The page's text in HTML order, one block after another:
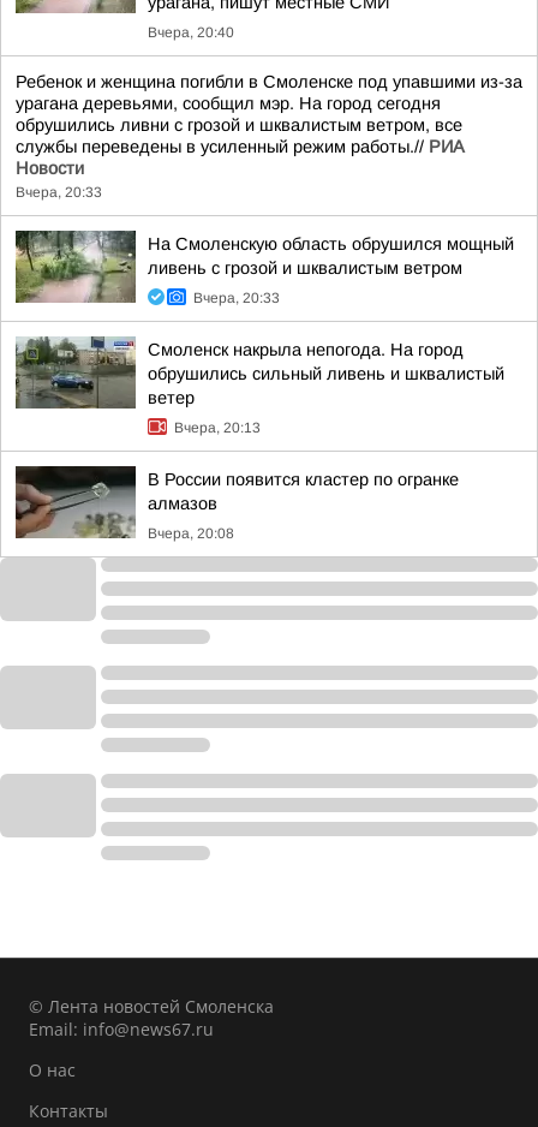
Вчера, 20:40
Ребенок и женщина погибли в Смоленске под упавшими из-за
урагана деревьями, сообщил мэр. На город сегодня
обрушились ливни с грозой и шквалистым ветром, все
службы переведены в усиленный режим работы.// РИА
Новости
Вчера, 20:33
На Смоленскую область обрушился мощный
ливень с грозой и шквалистым ветром
Вчера, 20:33
Смоленск накрыла непогода. На город
обрушились сильный ливень и шквалистый
ветер
Вчера, 20:13
В России появится кластер по огранке
алмазов
Вчера, 20:08
© Лента новостей Смоленска
Email: info@news67.ru
О нас
Контакты